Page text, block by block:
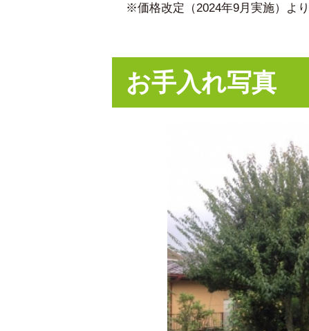
※価格改定（2024年9月実施）よ
お手入れ写真